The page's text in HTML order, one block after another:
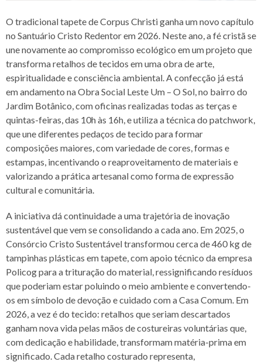
O tradicional tapete de Corpus Christi ganha um novo capítulo
no Santuário Cristo Redentor em 2026. Neste ano, a fé cristã se
une novamente ao compromisso ecológico em um projeto que
transforma retalhos de tecidos em uma obra de arte,
espiritualidade e consciência ambiental. A confecção já está
em andamento na Obra Social Leste Um – O Sol, no bairro do
Jardim Botânico, com oficinas realizadas todas as terças e
quintas-feiras, das 10h às 16h, e utiliza a técnica do patchwork,
que une diferentes pedaços de tecido para formar
composições maiores, com variedade de cores, formas e
estampas, incentivando o reaproveitamento de materiais e
valorizando a prática artesanal como forma de expressão
cultural e comunitária.
A iniciativa dá continuidade a uma trajetória de inovação
sustentável que vem se consolidando a cada ano. Em 2025, o
Consórcio Cristo Sustentável transformou cerca de 460 kg de
tampinhas plásticas em tapete, com apoio técnico da empresa
Policog para a trituração do material, ressignificando resíduos
que poderiam estar poluindo o meio ambiente e convertendo-
os em símbolo de devoção e cuidado com a Casa Comum. Em
2026, a vez é do tecido: retalhos que seriam descartados
ganham nova vida pelas mãos de costureiras voluntárias que,
com dedicação e habilidade, transformam matéria-prima em
significado. Cada retalho costurado representa,